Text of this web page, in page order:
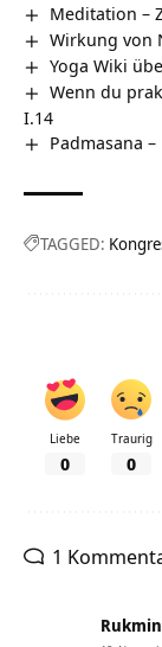
Meditation –
Wirkung von
Yoga Wiki
Wenn du
I.14
Padmasana
TAGGED:
Liebe
0
Traurig
0
1